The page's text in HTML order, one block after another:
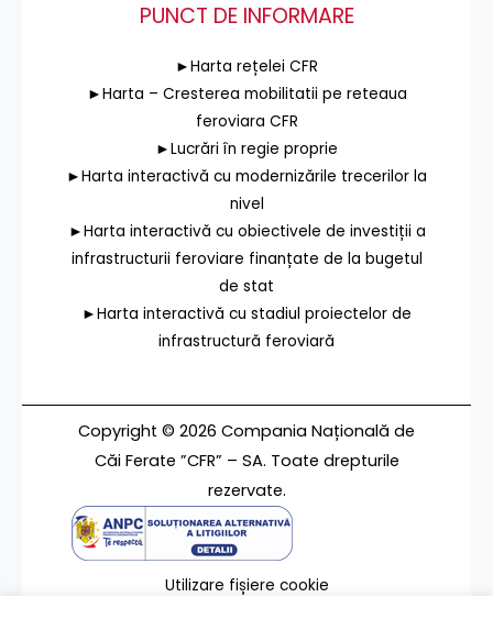
PUNCT DE INFORMARE
►Harta rețelei CFR
►Harta – Cresterea mobilitatii pe reteaua
feroviara CFR
►Lucrări în regie proprie
►Harta interactivă cu modernizările trecerilor la
nivel
►Harta interactivă cu obiectivele de investiții a
infrastructurii feroviare finanțate de la bugetul
de stat
►Harta interactivă cu stadiul proiectelor de
infrastructură feroviară
Copyright © 2026 Compania Națională de
Căi Ferate ”CFR” – SA. Toate drepturile
rezervate.
Utilizare fișiere cookie